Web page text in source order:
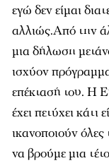
εγώ δεν είμαι
αλλιώς.Από την
μια δήλωση
ισχύον
επέκτασή του. Η
έχει πετύχει
ικανοποιούν
να βρούμε μια